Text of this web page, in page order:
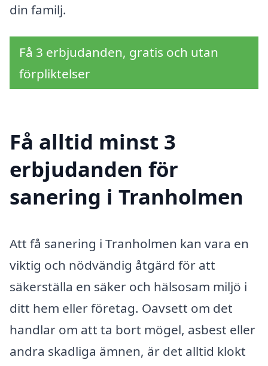
din familj.
Få 3 erbjudanden, gratis och utan
förpliktelser
Få alltid minst 3
erbjudanden för
sanering i Tranholmen
Att få sanering i Tranholmen kan vara en
viktig och nödvändig åtgärd för att
säkerställa en säker och hälsosam miljö i
ditt hem eller företag. Oavsett om det
handlar om att ta bort mögel, asbest eller
andra skadliga ämnen, är det alltid klokt